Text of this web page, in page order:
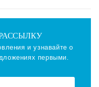
и узнавайте о
первыми.